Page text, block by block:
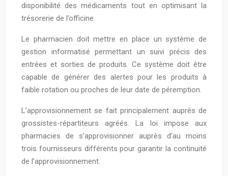
disponibilité des médicaments tout en optimisant la
trésorerie de l’officine.
Le pharmacien doit mettre en place un système de
gestion informatisé permettant un suivi précis des
entrées et sorties de produits. Ce système doit être
capable de générer des alertes pour les produits à
faible rotation ou proches de leur date de péremption.
L’approvisionnement se fait principalement auprès de
grossistes-répartiteurs agréés. La loi impose aux
pharmacies de s’approvisionner auprès d’au moins
trois fournisseurs différents pour garantir la continuité
de l’approvisionnement.